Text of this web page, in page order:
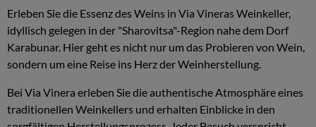
Erleben Sie die Essenz des Weins in Via Vineras Weinkeller,
idyllisch gelegen in der "Sharovitsa"-Region nahe dem Dorf
Karabunar. Hier geht es nicht nur um das Probieren von Wein,
sondern um eine Reise ins Herz der Weinherstellung.
Bei Via Vinera erleben Sie die authentische Atmosphäre eines
traditionellen Weinkellers und erhalten Einblicke in den